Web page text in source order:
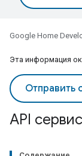
Google Home
Эта информация
Отправить
API